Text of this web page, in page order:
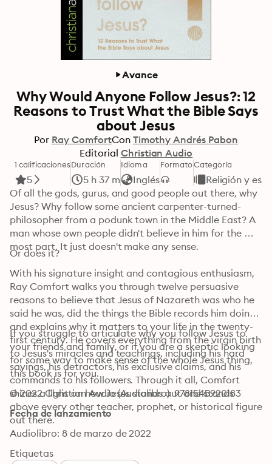
Avance
Why Would Anyone Follow Jesus?: 12
Reasons to Trust What the Bible Says
about Jesus
Por Ray ComfortCon Timothy Andrés Pabon
Editorial Christian Audio
1 calificaciones
5
Duración
5 h 37 m
Idioma
Inglés
FormatoCategoría
Religión y
Of all the gods, gurus, and good people out there, why
Jesus? Why follow some ancient carpenter-turned-
philosopher from a podunk town in the Middle East? A
man whose own people didn't believe in him for the
most part. It just doesn't make any sense.
Or does it?
With his signature insight and contagious enthusiasm,
Ray Comfort walks you through twelve persuasive
reasons to believe that Jesus of Nazareth was who he
said he was, did the things the Bible records him doing,
and explains why it matters to your life in the twenty-
first century. He covers everything from the virgin birth
to Jesus's miracles and teachings, including his hard
sayings, his detractors, his exclusive claims, and his
commands to his followers. Through it all, Comfort
shines a light on how Jesus stands out and stands
above every other teacher, prophet, or historical figure
out there.
If you struggle to articulate why you follow Jesus to
your friends and family, or if you are a skeptic looking
for some way to make sense of the whole Jesus thing,
this book is for you.
© 2022 Christian Audio (Audiolibro): 9781545920183
Fecha de lanzamiento
Audiolibro: 8 de marzo de 2022
Etiquetas